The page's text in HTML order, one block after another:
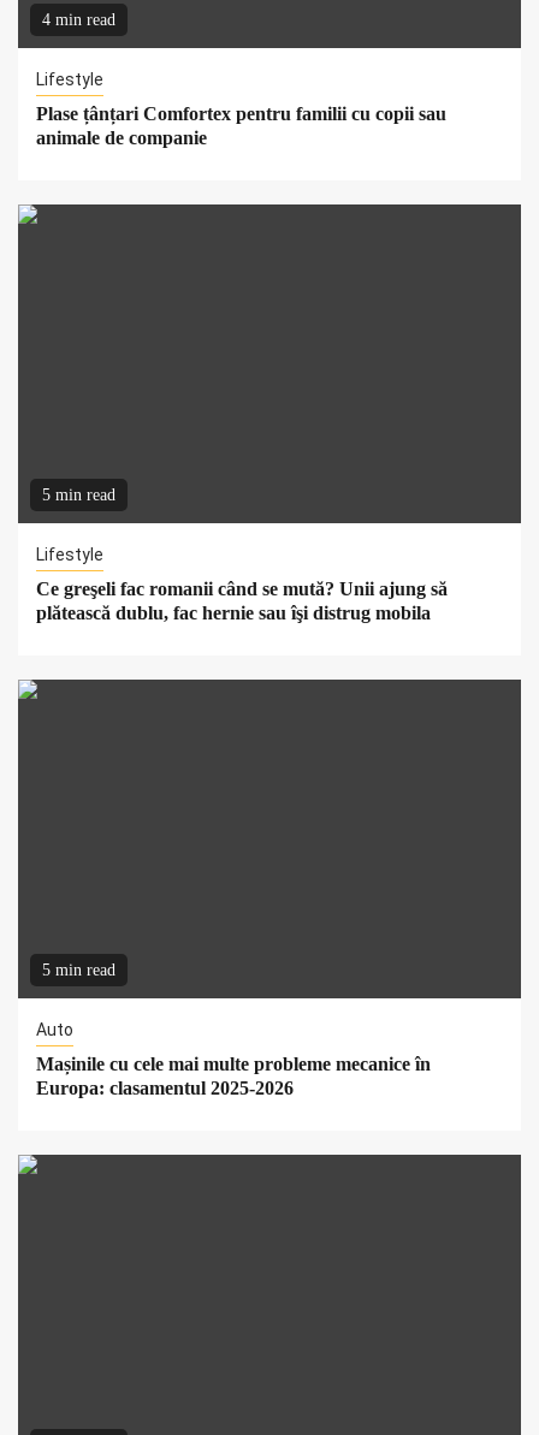
4 min read
Lifestyle
Plase țânțari Comfortex pentru familii cu copii sau
animale de companie
5 min read
Lifestyle
Ce greşeli fac romanii când se mută? Unii ajung să
plătească dublu, fac hernie sau îşi distrug mobila
5 min read
Auto
Mașinile cu cele mai multe probleme mecanice în
Europa: clasamentul 2025-2026